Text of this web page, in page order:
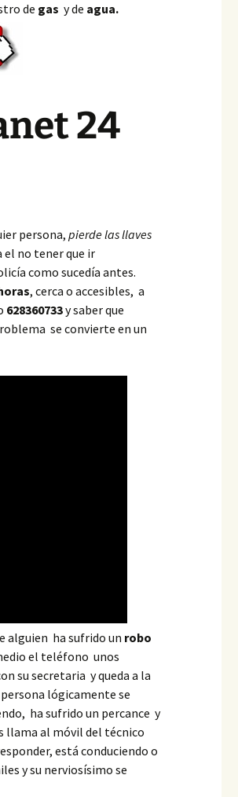
de gas y de agua.
24
persona,pierde las llaves
el no tener que ir
como sucedía antes.
, cerca o accesibles, a
628360733y saber que
se convierte en un
alguien ha sufrido un robo
el teléfono unos
su secretaria y queda a la
persona lógicamente se
ha sufrido un percance y
llama al móvil del técnico
está conduciendo o
y su nerviosísimo se